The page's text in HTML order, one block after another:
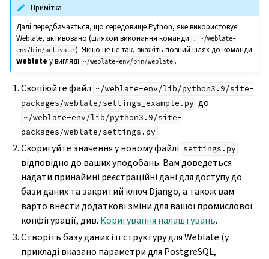
Примітка
Далі передбачається, що середовище Python, яке використовує
Weblate, активовано (шляхом виконання команди
.
~/weblate-
env/bin/activate ). Якщо це не так, вкажіть повний шлях до команди
weblate у вигляді ~/weblate-env/bin/weblate .
Скопіюйте файл ~/weblate-env/lib/python3.9/site-
packages/weblate/settings_example.py до
~/weblate-env/lib/python3.9/site-
packages/weblate/settings.py .
Скоригуйте значення у новому файлі settings.py
відповідно до ваших уподобань. Вам доведеться
надати принаймні реєстраційні дані для доступу до
бази даних та закритий ключ Django, а також вам
варто внести додаткові зміни для вашої промислової
конфігурації, див. Коригування налаштувань.
Створіть базу даних і її структуру для Weblate (у
прикладі вказано параметри для PostgreSQL,